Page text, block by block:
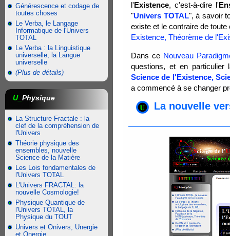
Générescence et codage de
toutes choses
Le Verba, le Langage
Informatique de l'Univers
TOTAL
Le Verba : la Linguistique
universelle, la Langue
universelle
(Plus de détails)
U_ Physique
La Structure Fractale : la
clef de la compréhension de
l'Univers
Théorie physique des
ensembles, nouvelle
Science de la Matière
Les Lois fondamentales de
l'Univers TOTAL
L'Univers FRACTAL: la
nouvelle Cosmologie!
Physique Quantique de
l'Univers TOTAL, la
Physique du TOUT
Univers et Onivers, Unergie
et Onergie
l'Existence, c'est-à-dire l'
"Univers TOTAL", à savoir
existe et le contraire de
Existence, Théorème de
Dans ce Nouveau
questions, et en
Science de l'Existence,
a commencé à se changer
La nouvelle